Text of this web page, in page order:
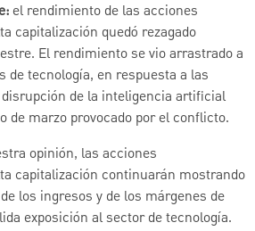
el rendimiento de las acciones
capitalización quedó rezagado
El rendimiento se vio arrastrado a
de tecnología, en respuesta a las
de la inteligencia artificial
de marzo provocado por el conflicto.
opinión, las acciones
capitalización continuarán mostrando
los ingresos y de los márgenes de
exposición al sector de tecnología.